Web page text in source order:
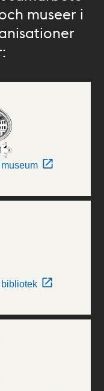
museer i